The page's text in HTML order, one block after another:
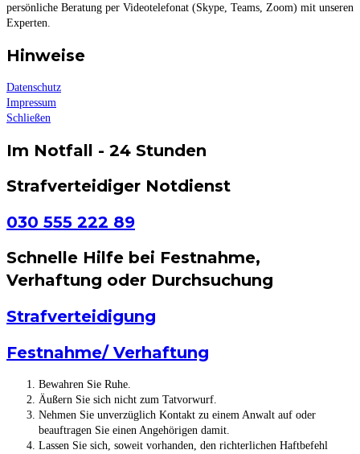
persönliche Beratung per Videotelefonat (Skype, Teams, Zoom) mit unseren
Experten.
Hinweise
Datenschutz
Impressum
Schließen
Im Notfall - 24 Stunden
Strafverteidiger Notdienst
030 555 222 89
Schnelle Hilfe bei Festnahme,
Verhaftung oder Durchsuchung
Strafverteidigung
Festnahme/ Verhaftung
Bewahren Sie Ruhe.
Äußern Sie sich nicht zum Tatvorwurf.
Nehmen Sie unverzüglich Kontakt zu einem Anwalt auf oder
beauftragen Sie einen Angehörigen damit.
Lassen Sie sich, soweit vorhanden, den richterlichen Haftbefehl